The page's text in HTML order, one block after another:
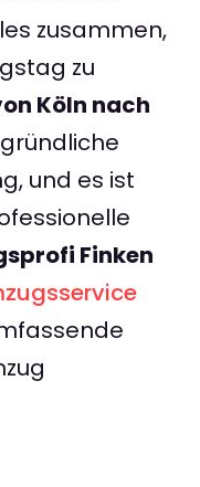
zusammen,
zu
Köln nach
und es ist
Finken